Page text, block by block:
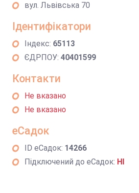
вул. Львівська 70
Ідентифікатори
Індекс: 65113
ЄДРПОУ: 40401599
Контакти
Не вказано
Не вказано
еСадок
ID еСадок: 14266
Підключений до еСадок: НІ